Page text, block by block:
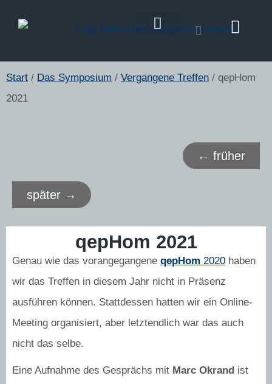
Start / Das Symposium / Vergangene Treffen / qepHom
2021
← früher
später →
qepHom 2021
Genau wie das vorangegangene qepHom 2020 haben
wir das Treffen in diesem Jahr nicht in Präsenz
ausführen können. Stattdessen hatten wir ein Online-
Meeting organisiert, aber letztendlich war das auch
nicht das selbe.
Eine Aufnahme des Gesprächs mit Marc Okrand ist